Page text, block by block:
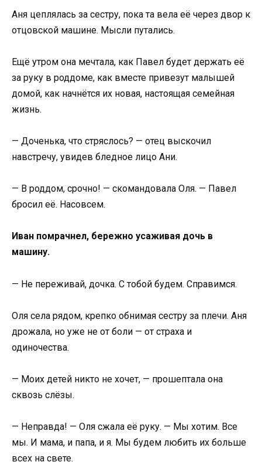
Аня цеплялась за сестру, пока та вела её через двор к
отцовской машине. Мысли путались.
Ещё утром она мечтала, как Павел будет держать её
за руку в роддоме, как вместе привезут малышей
домой, как начнётся их новая, настоящая семейная
жизнь.
— Доченька, что стряслось? — отец выскочил
навстречу, увидев бледное лицо Ани.
— В роддом, срочно! — скомандовала Оля. — Павел
бросил её. Насовсем.
Иван помрачнел, бережно усаживая дочь в
машину.
— Не переживай, дочка. С тобой будем. Справимся.
Оля села рядом, крепко обнимая сестру за плечи. Аня
дрожала, но уже не от боли — от страха и
одиночества.
— Моих детей никто не хочет, — прошептала она
сквозь слёзы.
— Неправда! — Оля сжала её руку. — Мы хотим. Все
мы. И мама, и папа, и я. Мы будем любить их больше
всех на свете.